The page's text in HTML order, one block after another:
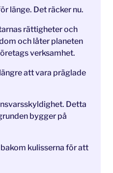
länge. Det räcker nu.
rättigheter och
och låter planeten
verksamhet.
att vara präglade
Detta
bygger på
kulisserna för att